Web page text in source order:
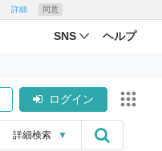
詳細 同意
SNS ヘルプ
ログイン
詳細検索 ▼